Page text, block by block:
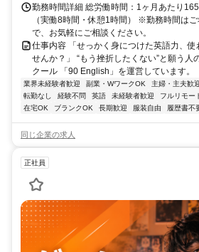
勤務時間詳細 総労働時間：1ヶ月あたり
（実働8時間・休憩1時間） ※勤務時間は
で、お気軽にご相談ください。
仕事内容 「せっかく身につけた英語力、使
せんか？」 “もう挫折したくない”と願う人
クール 「90 English」を運営しています。
業界未経験者歓迎 副業・WワークOK 主婦・主夫歓
転勤なし
経験不問 英語 未経験者歓迎 フルリモー
在宅OK
ブランクOK 長期歓迎 服装自由 履歴書不
同じ企業の求人
正社員